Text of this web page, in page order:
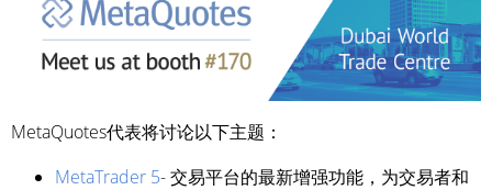
MetaQuotes代表将讨论以下主题：
MetaTrader 5- 交易平台的最新增强功能，为交易者和